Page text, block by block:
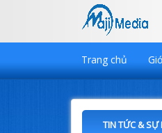
Trang chủ
TIN TỨC & SỰ